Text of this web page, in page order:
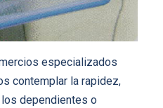
especializados
contemplar la rapidez,
dependientes o